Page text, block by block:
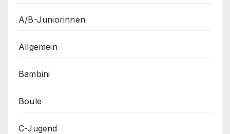
A/B-Juniorinnen
Allgemein
Bambini
Boule
C-Jugend